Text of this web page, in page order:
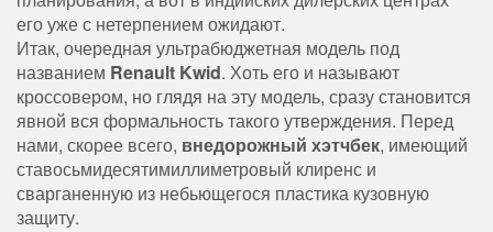
его уже с нетерпением ожидают.
Итак, очередная ультрабюджетная модель под
названием Renault Kwid. Хоть его и называют
кроссовером, но глядя на эту модель, сразу становится
явной вся формальность такого утверждения. Перед
нами, скорее всего, внедорожный хэтчбек, имеющий
ставосьмидесятимиллиметровый клиренс и
сварганенную из небьющегося пластика кузовную
защиту.